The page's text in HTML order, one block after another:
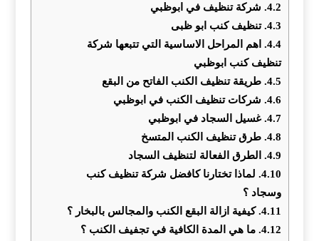
4.2. شركة تنظيف في ابوظبي
4.3. ‏تنظيف كنب ابو ظبى
4.4.
اهم المراحل الاساسية التي تتبعها شركة
تنظيف كنب ابوظبي
4.5. طريقة تنظيف الكنب الفاتح من البقع
4.6. شركات تنظيف الكنب في ابوظبي
4.7. غسيل السجاد في ابوظبي
4.8. طرق تنظيف الكنب المتسخ
4.9.
الطرق الفعالة لتنظيف السجاد
4.10. لماذا تختارنا كافضل شركة تنظيف كنب
وسجاد ؟
4.11. كيفية ازالة البقع الكنب والمجالس بالبخار ؟
4.12. ما هي المدة الكافية في تجفيف الكنب ؟